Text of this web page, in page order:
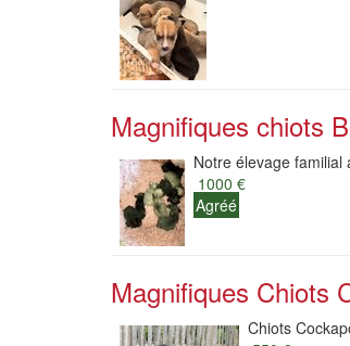
Magnifiques chiots
Notre élevage
1000 €
Agréé
Magnifiques Chiots
Chiots